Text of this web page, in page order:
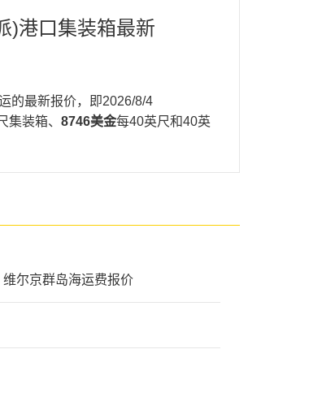
)港口集装箱最新
的最新报价，即2026/8/4
集装箱、 8746美金每40英尺和40英
尔京群岛海运费报价